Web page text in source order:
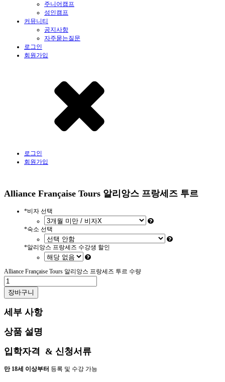
주니어캠프
성인캠프
커뮤니티
공지사항
자주묻는질문
로그인
회원가입
로그인
회원가입
Alliance Française Tours 알리앙스 프랑세즈 투르
*비자 선택
*숙소 선택
*알리앙스 프랑세즈 수강생 할인
Alliance Française Tours 알리앙스 프랑세즈 투르 수량
장바구니
세부 사항
상품 설명
입학자격 & 신청서류
만 18세 이상부터 등록 및 수강 가능